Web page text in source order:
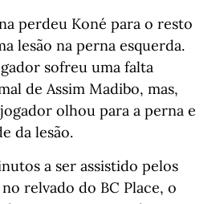
perdeu Koné para o resto
lesão na perna esquerda.
sofreu uma falta
de Assim Madibo, mas,
olhou para a perna e
da lesão.
a ser assistido pelos
relvado do BC Place, o